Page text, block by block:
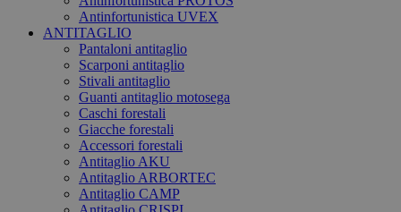
Antinfortunistica UVEX
ANTITAGLIO
Pantaloni antitaglio
Scarponi antitaglio
Stivali antitaglio
Guanti antitaglio motosega
Caschi forestali
Giacche forestali
Accessori forestali
Antitaglio AKU
Antitaglio ARBORTEC
Antitaglio CAMP